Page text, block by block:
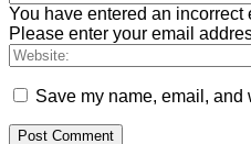
You have entered an incorrect
Please enter your email
Save my name, email, and